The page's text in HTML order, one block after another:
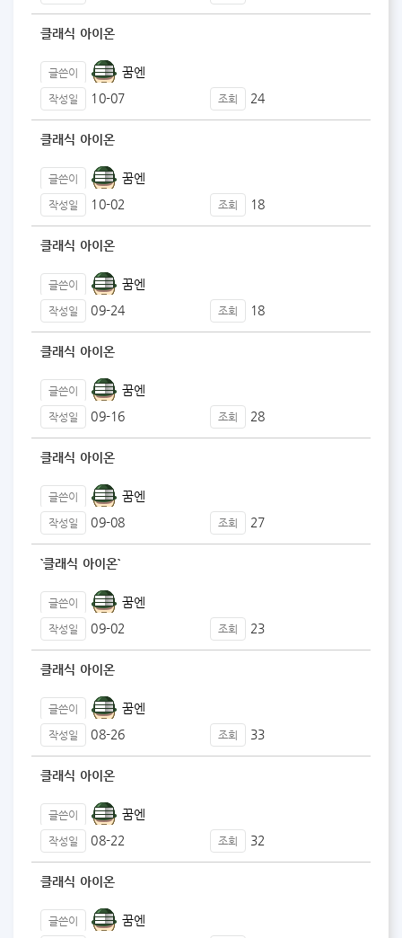
클래식 아이온
글쓴이 꿈엔
작성일 10-07 조회 24
클래식 아이온
글쓴이 꿈엔
작성일 10-02 조회 18
클래식 아이온
글쓴이 꿈엔
작성일 09-24 조회 18
클래식 아이온
글쓴이 꿈엔
작성일 09-16 조회 28
클래식 아이온
글쓴이 꿈엔
작성일 09-08 조회 27
`클래식 아이온`
글쓴이 꿈엔
작성일 09-02 조회 23
클래식 아이온
글쓴이 꿈엔
작성일 08-26 조회 33
클래식 아이온
글쓴이 꿈엔
작성일 08-22 조회 32
클래식 아이온
글쓴이 꿈엔